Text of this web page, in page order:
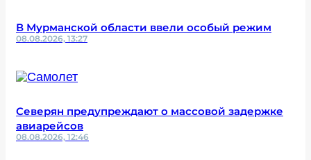
В Мурманской области ввели особый режим
08.08.2026, 13:27
Северян предупреждают о массовой задержке
авиарейсов
08.08.2026, 12:46